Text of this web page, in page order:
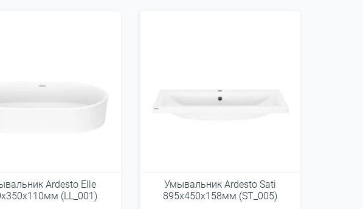
Ardesto Elle
(LL_001)
Умывальник Ardesto Sati
895x450x158мм (ST_005)